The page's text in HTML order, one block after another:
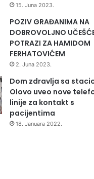
15. Juna 2023.
POZIV GRAĐANIMA NA
DOBROVOLJNO
POTRAZI ZA HAMIDOM
FERHATOVIĆEM
2. Juna 2023.
Dom zdravlja sa
Olovo uveo nove
linije za kontakt s
pacijentima
18. Januara 2022.